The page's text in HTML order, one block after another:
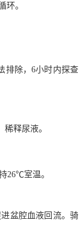
环。
排除，6小时内探查
释尿液。
26℃室温。
盆腔血液回流。骑